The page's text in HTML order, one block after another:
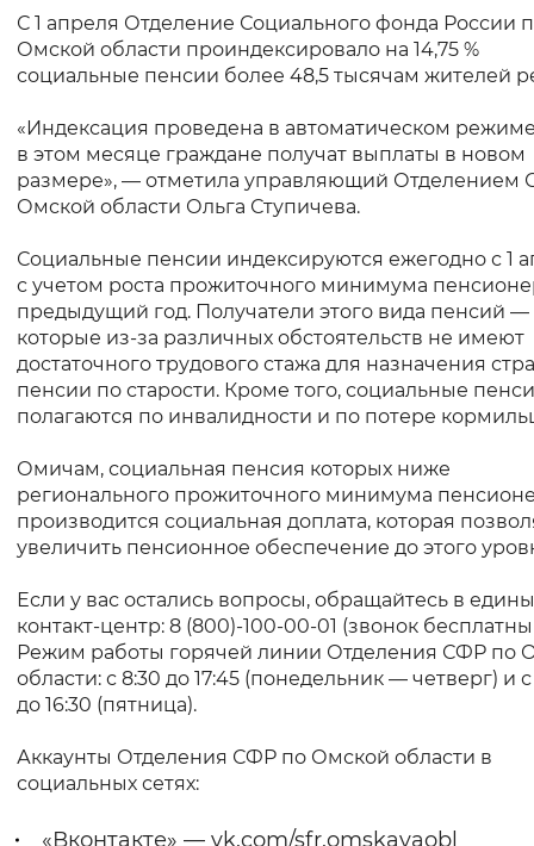
Цвет сайта
Монохромный Инверсивный
Синий фон
Изображения
Звуковой ассистент
Воспроизвести Остановить
С 1 апреля Отделение Социального фонда России
Омской области проиндексировало на 14,75 %
социальные пенсии более 48,5 тысячам жителей
«Индексация проведена в автоматическом
в этом месяце граждане получат выплаты в новом
размере», — отметила управляющий Отделением
Омской области Ольга Ступичева.
Социальные пенсии индексируются ежегодно с 1
с учетом роста прожиточного минимума
предыдущий год. Получатели этого вида пенсий
которые из-за различных обстоятельств не имеют
достаточного трудового стажа для назначения
пенсии по старости. Кроме того, социальные
полагаются по инвалидности и по потере
Омичам, социальная пенсия которых ниже
регионального прожиточного минимума
производится социальная доплата, которая
увеличить пенсионное обеспечение до этого
Если у вас остались вопросы, обращайтесь в
контакт-центр: 8 (800)-100-00-01 (звонок
Режим работы горячей линии Отделения СФР по
области: с 8:30 до 17:45 (понедельник — четверг) и
до 16:30 (пятница).
Аккаунты Отделения СФР по Омской области в
социальных сетях:
«Вконтакте» — vk.com/sfr.omskayaobl